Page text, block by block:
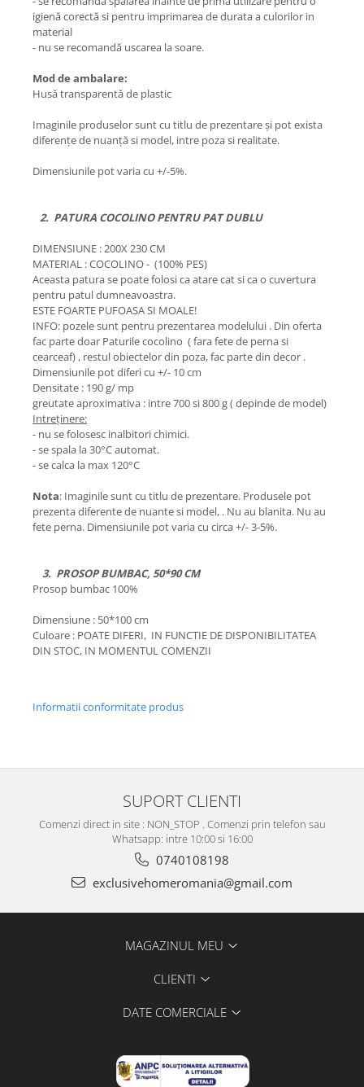
igienă corectă si pentru imprimarea de durata a culorilor in
material
- nu se recomandă uscarea la soare.
Mod de ambalare:
Husă transparentă de plastic
Imaginile produselor sunt cu titlu de prezentare și pot exista
diferențe de nuanță si model, intre poza si realitate.
Dimensiunile pot varia cu +/-5%.
2. PATURA COCOLINO PENTRU PAT DUBLU
DIMENSIUNE : 200X 230 CM
MATERIAL : COCOLINO - (100% PES)
Aceasta patura se poate folosi ca atare cat si ca o cuvertura
pentru patul dumneavoastra.
ESTE FOARTE PUFOASA SI MOALE!
INFO: pozele sunt pentru prezentarea modelului . Din oferta
fac parte doar Paturile cocolino ( fara fete de perna si
cearceaf) , restul obiectelor din poza, fac parte din decor .
Dimensiunile pot diferi cu +/- 10 cm
Densitate : 190 g/ mp
greutate aproximativa : intre 700 si 800 g ( depinde de model)
Intreținere:
- nu se folosesc inalbitori chimici.
- se spala la 30°C automat.
- se calca la max 120°C
Nota: Imaginile sunt cu titlu de prezentare. Produsele pot
prezenta diferente de nuante si model, . Nu au blanita. Nu au
fete perna. Dimensiunile pot varia cu circa +/- 3-5%.
3. PROSOP BUMBAC, 50*90 CM
Prosop bumbac 100%
Dimensiune : 50*100 cm
Culoare : POATE DIFERI, IN FUNCTIE DE DISPONIBILITATEA
DIN STOC, IN MOMENTUL COMENZII
Informatii conformitate produs
SUPORT CLIENTI
Comenzi direct in site : NON_STOP . Comenzi prin telefon sau
Whatsapp: intre 10:00 si 16:00
0740108198
exclusivehomeromania@gmail.com
MAGAZINUL MEU
CLIENTI
DATE COMERCIALE